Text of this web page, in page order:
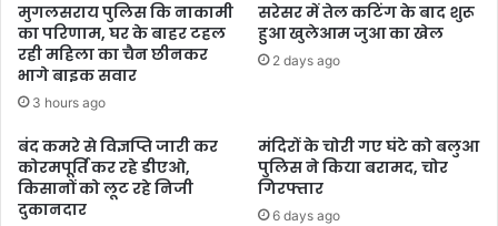
मुगलसराय पुलिस कि नाकामी
का परिणाम, घर के बाहर टहल
रही महिला का चैन छीनकर
भागे बाइक सवार
3 hours ago
सरेसर में तेल कटिंग के बाद शुरू
हुआ खुलेआम जुआ का खेल
2 days ago
बंद कमरे से विज्ञप्ति जारी कर
कोरमपूर्ति कर रहे डीएओ,
किसानों को लूट रहे निजी
दुकानदार
मंदिरों के चोरी गए घंटे को बलुआ
पुलिस ने किया बरामद, चोर
गिरफ्तार
6 days ago